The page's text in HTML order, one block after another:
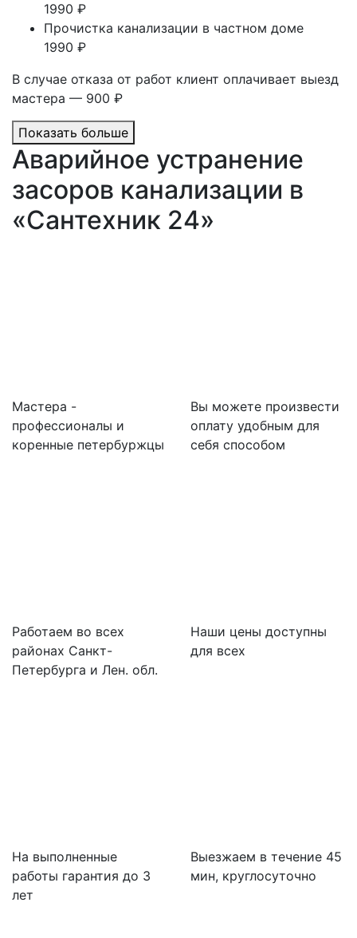
1990 ₽
Прочистка канализации в частном доме
1990 ₽
В случае отказа от работ клиент оплачивает выезд
мастера — 900 ₽
Показать больше
Аварийное устранение
засоров канализации в
«Сантехник 24»
Мастера -
профессионалы и
коренные петербуржцы
Вы можете произвести
оплату удобным для
себя способом
Работаем во всех
районах Санкт-
Петербурга и Лен. обл.
Наши цены доступны
для всех
На выполненные
работы гарантия до 3
лет
Выезжаем в течение 45
мин, круглосуточно